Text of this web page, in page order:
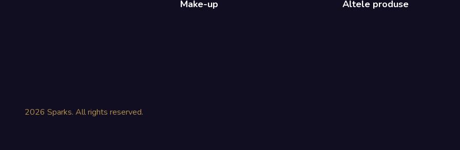
Make-up
Altele produse
2026 Sparks. All rights reserved.